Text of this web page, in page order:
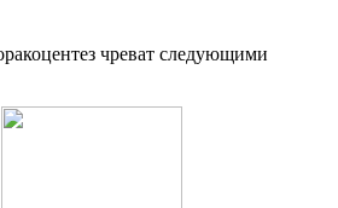
чреват следующими